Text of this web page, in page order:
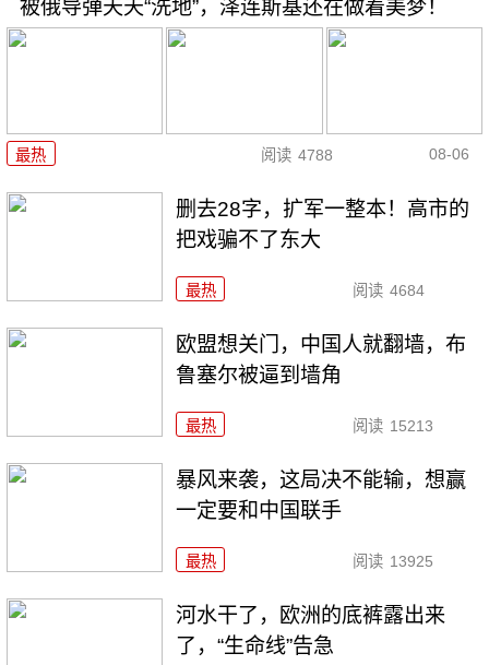
被俄导弹天天“洗地”，泽连斯基还在做着美梦！
最热 阅读 4788 08-06
删去28字，扩军一整本！高市的
把戏骗不了东大
最热 阅读 4684
欧盟想关门，中国人就翻墙，布
鲁塞尔被逼到墙角
最热 阅读 15213
暴风来袭，这局决不能输，想赢
一定要和中国联手
最热 阅读 13925
河水干了，欧洲的底裤露出来
了，“生命线”告急